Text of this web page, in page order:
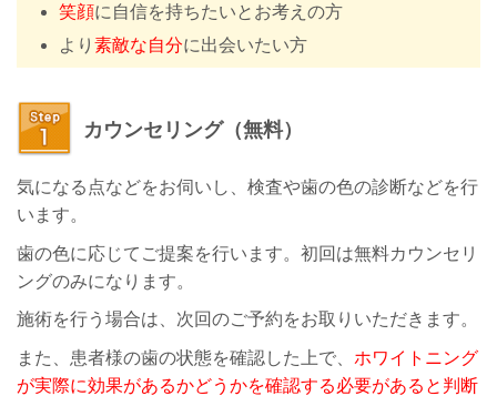
笑顔に自信を持ちたいとお考えの方
より 素敵な自分に出会いたい方
カウンセリング（無料）
気になる点などをお伺いし、検査や歯の色の診断などを行
います。
歯の色に応じてご提案を行います。初回は無料カウンセリ
ングのみになります。
施術を行う場合は、次回のご予約をお取りいただきます。
また、患者様の歯の状態を確認した上で、 ホワイトニング
が実際に効果があるかどうかを確認する必要があると判断